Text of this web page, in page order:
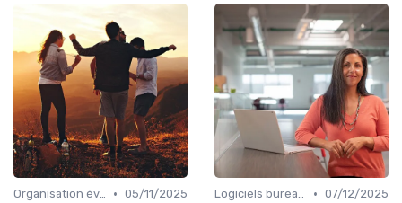
Organisation événements • 05/11/2025
Logiciels bureautiques • 07/12/2025